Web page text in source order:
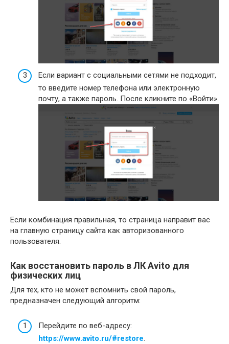
Если вариант с социальными сетями не подходит,
то введите номер телефона или электронную
почту, а также пароль. После кликните по «Войти».
Если комбинация правильная, то страница направит вас
на главную страницу сайта как авторизованного
пользователя.
Как восстановить пароль в ЛК Avito для
физических лиц
Для тех, кто не может вспомнить свой пароль,
предназначен следующий алгоритм:
Перейдите по веб-адресу:
https://www.avito.ru/#restore